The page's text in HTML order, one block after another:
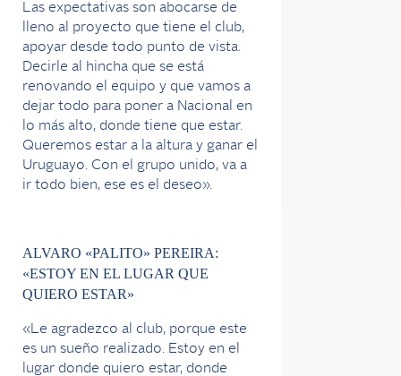
Las expectativas son abocarse de
lleno al proyecto que tiene el club,
apoyar desde todo punto de vista.
Decirle al hincha que se está
renovando el equipo y que vamos a
dejar todo para poner a Nacional en
lo más alto, donde tiene que estar.
Queremos estar a la altura y ganar el
Uruguayo. Con el grupo unido, va a
ir todo bien, ese es el deseo».
ALVARO «PALITO» PEREIRA:
«ESTOY EN EL LUGAR QUE
QUIERO ESTAR»
«Le agradezco al club, porque este
es un sueño realizado. Estoy en el
lugar donde quiero estar, donde